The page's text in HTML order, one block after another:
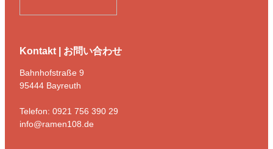
Kontakt | お問い合わせ
Bahnhofstraße 9
95444 Bayreuth
Telefon: 0921 756 390 29
info@ramen108.de